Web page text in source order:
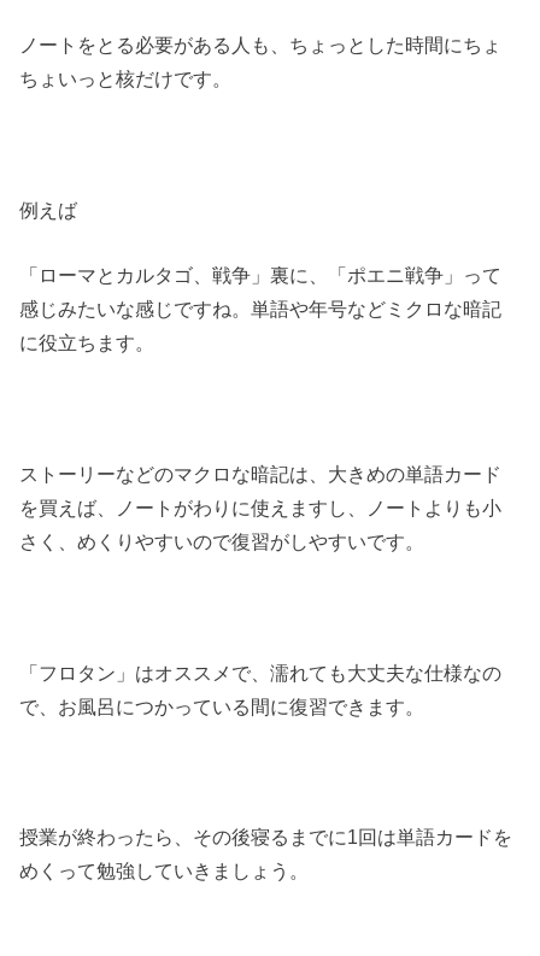
ノートをとる必要がある人も、ちょっとした時間にちょ
ちょいっと核だけです。
例えば
「ローマとカルタゴ、戦争」裏に、「ポエニ戦争」って
感じみたいな感じですね。単語や年号などミクロな暗記
に役立ちます。
ストーリーなどのマクロな暗記は、大きめの単語カード
を買えば、ノートがわりに使えますし、ノートよりも小
さく、めくりやすいので復習がしやすいです。
「フロタン」はオススメで、濡れても大丈夫な仕様なの
で、お風呂につかっている間に復習できます。
授業が終わったら、その後寝るまでに1回は単語カードを
めくって勉強していきましょう。